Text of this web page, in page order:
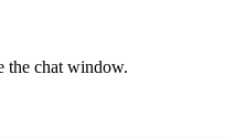
the chat window.